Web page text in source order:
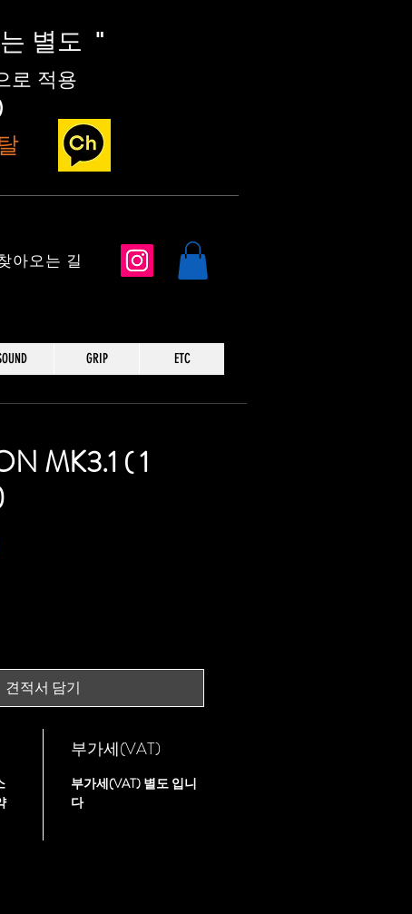
별도 "
로 적용
아오는 길
GRIP ETC
MK3.1 ( 1
견적서 담기
부가세(VAT)
부가세(VAT) 별도 입니
다